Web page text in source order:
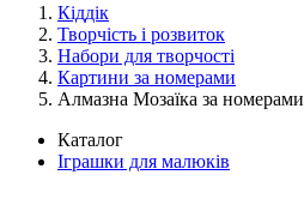
Кіддік
Творчість і розвиток
Набори для творчості
Картини за номерами
Алмазна Мозаїка за номерами
Каталог
Іграшки для малюків